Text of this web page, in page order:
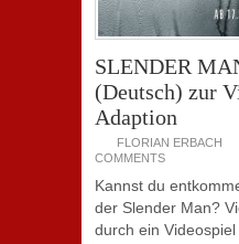
SLENDER
(Deutsch) zur
Adaption
FLORIAN ERBACH
COMMENTS
Kannst du
der Slender Man?
durch ein